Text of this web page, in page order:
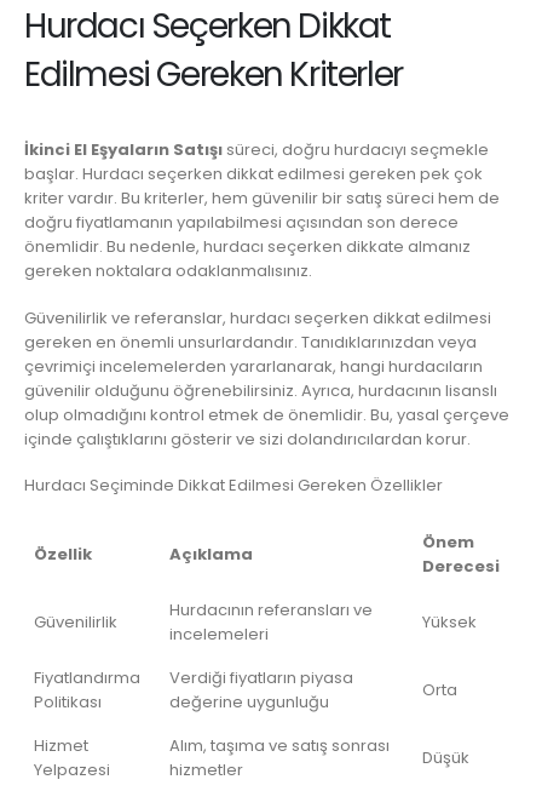
Hurdacı Seçerken Dikkat
Edilmesi Gereken Kriterler
İkinci El Eşyaların Satışı süreci, doğru hurdacıyı seçmekle
başlar. Hurdacı seçerken dikkat edilmesi gereken pek çok
kriter vardır. Bu kriterler, hem güvenilir bir satış süreci hem de
doğru fiyatlamanın yapılabilmesi açısından son derece
önemlidir. Bu nedenle, hurdacı seçerken dikkate almanız
gereken noktalara odaklanmalısınız.
Güvenilirlik ve referanslar, hurdacı seçerken dikkat edilmesi
gereken en önemli unsurlardandır. Tanıdıklarınızdan veya
çevrimiçi incelemelerden yararlanarak, hangi hurdacıların
güvenilir olduğunu öğrenebilirsiniz. Ayrıca, hurdacının lisanslı
olup olmadığını kontrol etmek de önemlidir. Bu, yasal çerçeve
içinde çalıştıklarını gösterir ve sizi dolandırıcılardan korur.
Hurdacı Seçiminde Dikkat Edilmesi Gereken Özellikler
Özellik Açıklama
Önem
Derecesi
Güvenilirlik
Hurdacının referansları ve
incelemeleri
Yüksek
Fiyatlandırma
Politikası
Verdiği fiyatların piyasa
değerine uygunluğu
Orta
Hizmet
Yelpazesi
Alım, taşıma ve satış sonrası
hizmetler
Düşük